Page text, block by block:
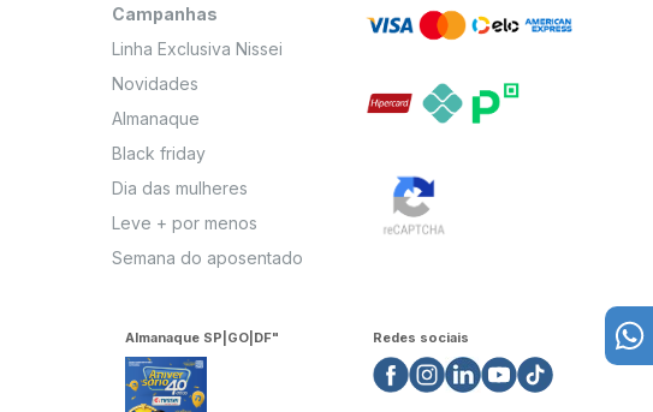
Campanhas
Linha Exclusiva Nissei
Novidades
Almanaque
Black friday
Dia das mulheres
Leve + por menos
Semana do aposentado
Almanaque SP|GO|DF" Redes sociais